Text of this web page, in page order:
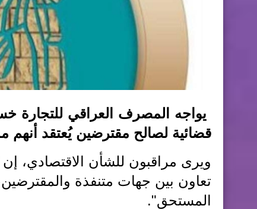
قضائية لصالح مقترضين يُعتقد
ويرى مراقبون للشأن الاقتصادي،
تعاون بين جهات متنفذة
المستحق".